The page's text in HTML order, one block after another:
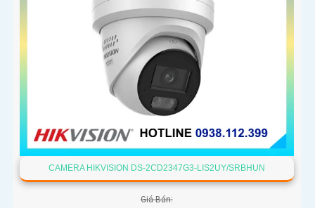
CAMERA HIKVISION DS-2CD2347G3-LIS2UY/SRBHUN
Giá Bán: